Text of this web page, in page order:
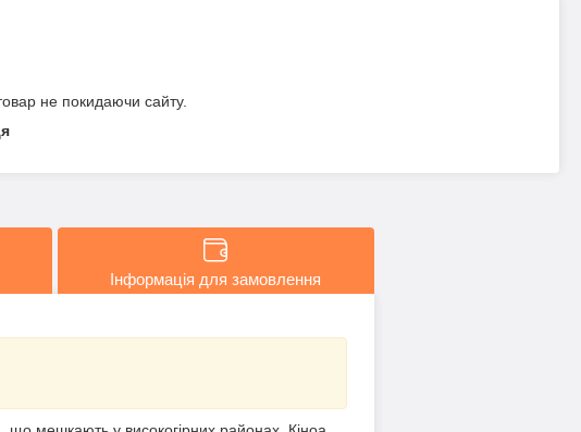
не покидаючи сайту.
Інформація для замовлення